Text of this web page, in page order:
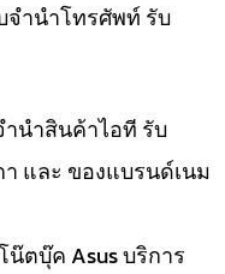
ำนำโทรศัพท์ รับ
นำสินค้าไอที รับ
และ ของแบรนด์เนม
ตบุ๊ค Asus บริการ